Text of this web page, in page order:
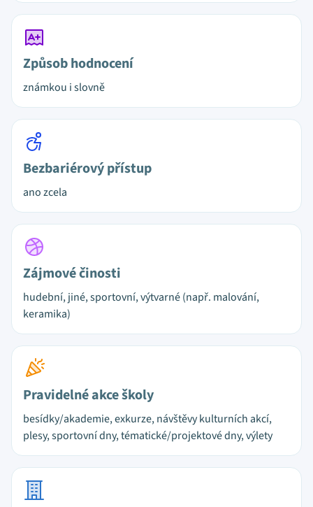
Způsob hodnocení
známkou i slovně
Bezbariérový přístup
ano zcela
Zájmové činosti
hudební, jiné, sportovní, výtvarné (např. malování,
keramika)
Pravidelné akce školy
besídky/akademie, exkurze, návštěvy kulturních akcí,
plesy, sportovní dny, tématické/projektové dny, výlety